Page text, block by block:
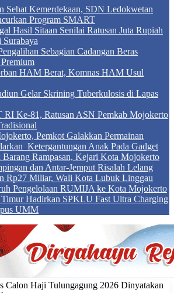
Sehat Kemerdekaan, SDN Ledokwetan
Program SMART
Hasil Sitaan Senilai Ratusan Juta Rupiah
Sebagian Cadangan Beras
HAM Berat, Komnas HAM Usul
Gelar Skrining Tuberkulosis di Lapas
RI Ke-81, Ratusan ASN Pemkab Mojokerto
Pemkot Galakkan Permainan
Ketergantungan Anak Pada Gadget
Barang Rampasan, Kejari Kota Mojokerto
dan Antar-Jemput Risalah Lelang
Rp27 Miliar, Wali Kota Lubuk Linggau
Pengelolaan RUMIJA ke Kota Mojokerto
Hadirkan SPKLU Fast Ultra Charging
UMM
Calon Haji Tulungagung 2026 Dinyatakan